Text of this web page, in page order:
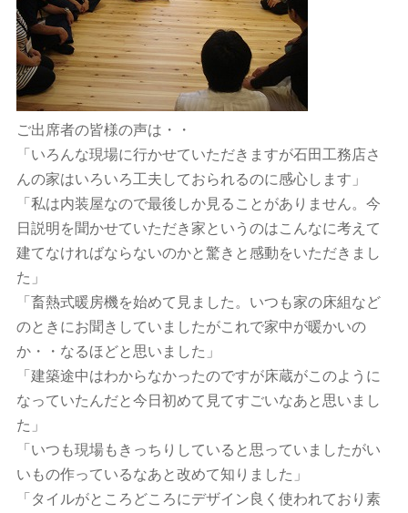
ご出席者の皆様の声は・・
「いろんな現場に行かせていただきますが石田工務店さ
んの家はいろいろ工夫しておられるのに感心します」
「私は内装屋なので最後しか見ることがありません。今
日説明を聞かせていただき家というのはこんなに考えて
建てなければならないのかと驚きと感動をいただきまし
た」
「畜熱式暖房機を始めて見ました。いつも家の床組など
のときにお聞きしていましたがこれで家中が暖かいの
か・・なるほどと思いました」
「建築途中はわからなかったのですが床蔵がこのように
なっていたんだと今日初めて見てすごいなあと思いまし
た」
「いつも現場もきっちりしていると思っていましたがい
いもの作っているなあと改めて知りました」
「タイルがところどころにデザイン良く使われており素